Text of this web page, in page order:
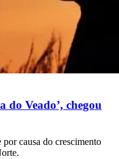
do Veado’, chegou
causa do crescimento